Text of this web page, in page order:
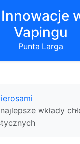
Vapingu
Punta Larga
wkłady